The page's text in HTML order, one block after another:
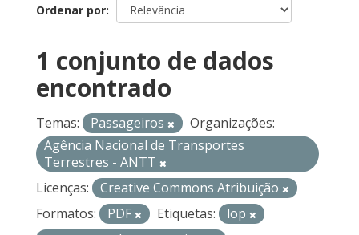
Ordenar por
1 conjunto de dados
encontrado
Temas: Passageiros
Organizações:
Agência Nacional de Transportes
Terrestres - ANTT
Licenças:
Creative Commons Atribuição
Formatos:
PDF Etiquetas:
lop